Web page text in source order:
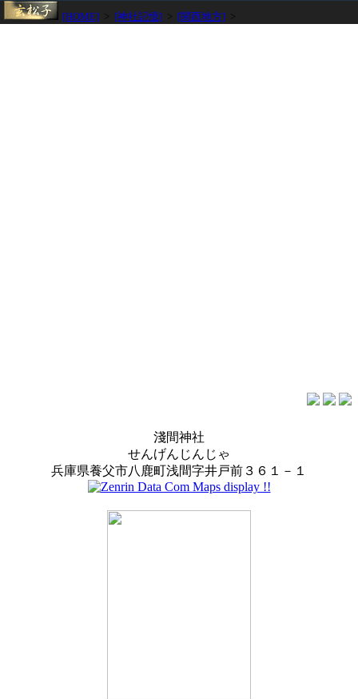
[HOME] [神社記憶] [関西地方]
淺間神社
せんげんじんじゃ
兵庫県養父市八鹿町浅間字井戸前３６１－１